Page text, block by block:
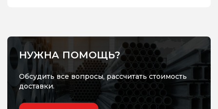
НУЖНА ПОМОЩЬ?
Обсудить все вопросы, рассчитать стоимость
доставки.